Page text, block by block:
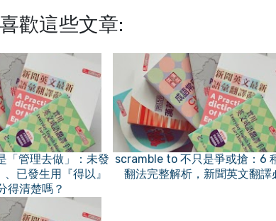
歡這些文章:
「管理去做」：未發
已發生用『得以』
得清楚嗎？
scramble to 不只是爭或搶：6
翻法完整解析，新聞英文翻譯